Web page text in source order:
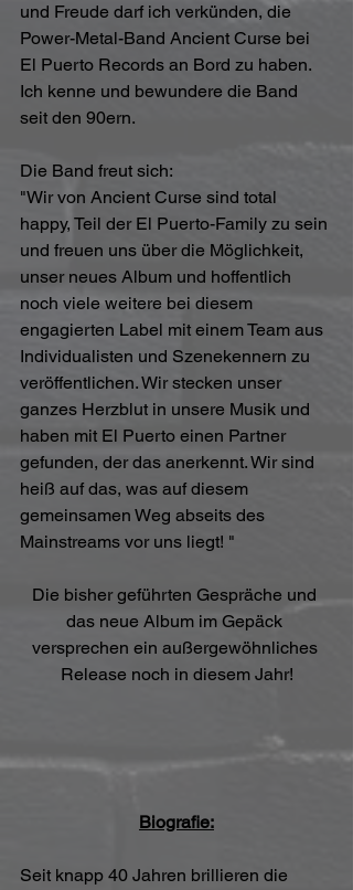
und Freude darf ich verkünden, die
Power-Metal-Band Ancient Curse bei
El Puerto Records an Bord zu haben.
Ich kenne und bewundere die Band
seit den 90ern.
Die Band freut sich:
"Wir von Ancient Curse sind total
happy, Teil der El Puerto-Family zu sein
und freuen uns über die Möglichkeit,
unser neues Album und hoffentlich
noch viele weitere bei diesem
engagierten Label mit einem Team aus
Individualisten und Szenekennern zu
veröffentlichen. Wir stecken unser
ganzes Herzblut in unsere Musik und
haben mit El Puerto einen Partner
gefunden, der das anerkennt. Wir sind
heiß auf das, was auf diesem
gemeinsamen Weg abseits des
Mainstreams vor uns liegt! "
Die bisher geführten Gespräche und
das neue Album im Gepäck
versprechen ein außergewöhnliches
Release noch in diesem Jahr!
Biografie:
Seit knapp 40 Jahren brillieren die